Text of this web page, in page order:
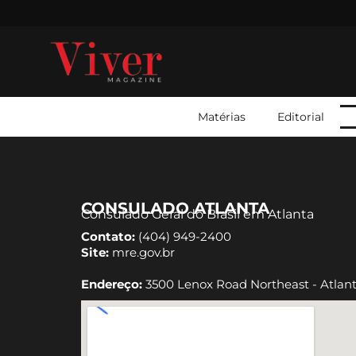
Matérias Editorial
CONSULADO ATLANTA
Consulado Geral do Brasil em Atlanta
Contato: (404) 949-2400
Site: mre.gov.br
Endereço: 3500 Lenox Road Northeast -